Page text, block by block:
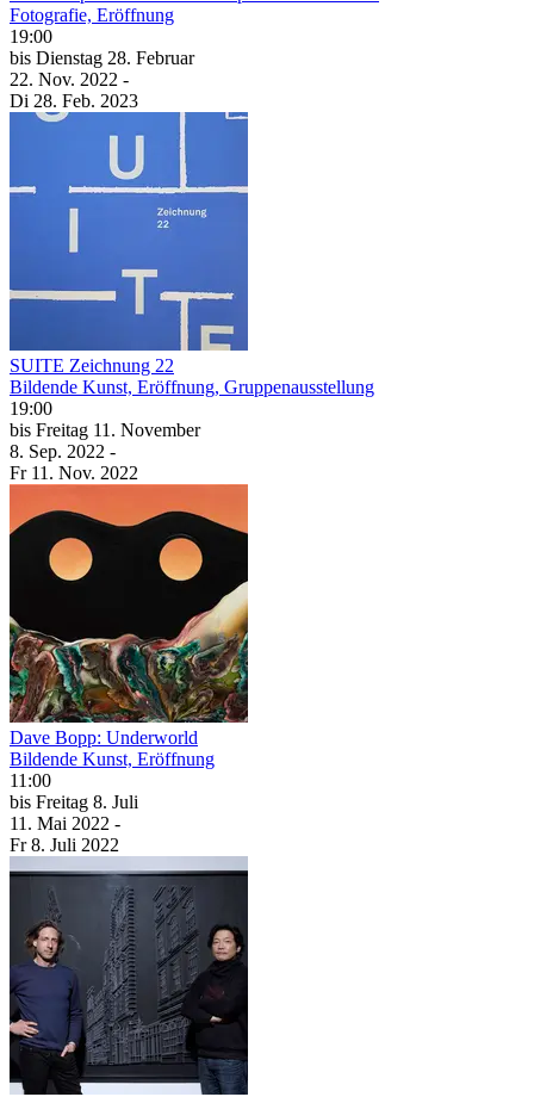
Fotografie, Eröffnung
19:00
bis Dienstag 28. Februar
22. Nov. 2022 -
Di 28. Feb. 2023
SUITE Zeichnung 22
Bildende Kunst, Eröffnung, Gruppenausstellung
19:00
bis Freitag 11. November
8. Sep. 2022 -
Fr 11. Nov. 2022
Dave Bopp: Underworld
Bildende Kunst, Eröffnung
11:00
bis Freitag 8. Juli
11. Mai 2022 -
Fr8. Juli 2022